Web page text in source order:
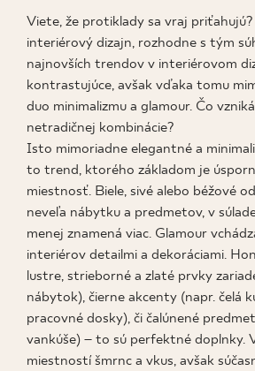
KDE KÚPIŤ
O NÁS
MÔJ PROFIL
KONTAKT
PL EN SK DE
Viete, že protiklady sa vraj
interiérový dizajn, rozhodne s tým
najnovších trendov v interiérovom
kontrastujúce, avšak vďaka tomu
duo minimalizmu a glamour. Čo
netradičnej kombinácie?
Isto mimoriadne elegantné a
to trend, ktorého základom je
miestnosť. Biele, sivé alebo béžové
neveľa nábytku a predmetov, v
menej znamená viac. Glamour
interiérov detailmi a dekoráciami.
lustre, strieborné a zlaté prvky
nábytok), čierne akcenty (napr. čelá
pracovné dosky), či čalúnené
vankúše) – to sú perfektné doplnky.
miestností šmrnc a vkus, avšak